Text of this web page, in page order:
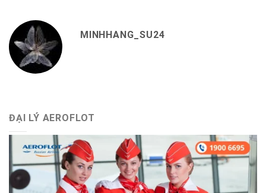
MINHHANG_SU24
ĐẠI LÝ AEROFLOT